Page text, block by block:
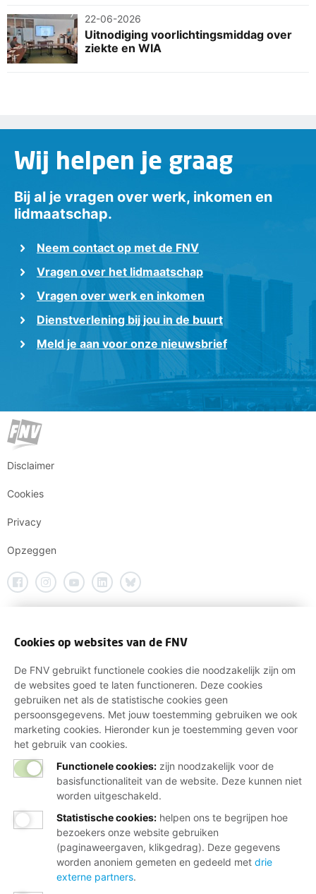
22-06-2026
Uitnodiging voorlichtingsmiddag over
ziekte en WIA
Wij helpen je graag
Bij al je vragen over werk, inkomen en
lidmaatschap.
Neem contact op met de FNV
Vragen over het lidmaatschap
Vragen over werk en inkomen
Dienstverlening bij jou in de buurt
Meld je aan voor onze nieuwsbrief
Disclaimer
Cookies
Privacy
Opzeggen
Cookies op websites van de FNV
De FNV gebruikt functionele cookies die noodzakelijk zijn om
de websites goed te laten functioneren. Deze cookies
gebruiken net als de statistische cookies geen
persoonsgegevens. Met jouw toestemming gebruiken we ook
marketing cookies. Hieronder kun je toestemming geven voor
het gebruik van cookies.
Functionele cookies: zijn noodzakelijk voor de
basisfunctionaliteit van de website. Deze kunnen niet
worden uitgeschakeld.
Statistische cookies: helpen ons te begrijpen hoe
bezoekers onze website gebruiken
(paginaweergaven, klikgedrag). Deze gegevens
worden anoniem gemeten en gedeeld met drie
externe partners.